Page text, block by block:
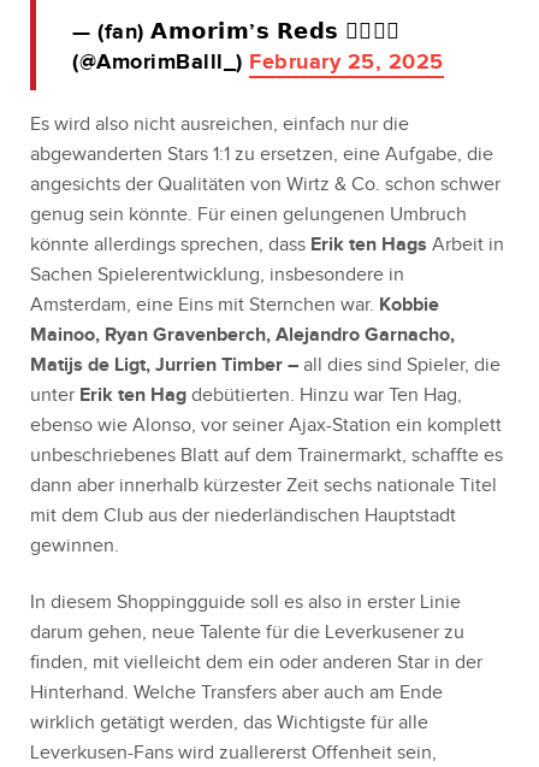
— (fan) 𝗔𝗺𝗼𝗿𝗶𝗺’𝘀 𝗥𝗲𝗱𝘀 ✍🏼🇵🇹
(@AmorimBalll_) February 25, 2025
Es wird also nicht ausreichen, einfach nur die
abgewanderten Stars 1:1 zu ersetzen, eine Aufgabe, die
angesichts der Qualitäten von Wirtz & Co. schon schwer
genug sein könnte. Für einen gelungenen Umbruch
könnte allerdings sprechen, dass Erik ten Hags Arbeit in
Sachen Spielerentwicklung, insbesondere in
Amsterdam, eine Eins mit Sternchen war. Kobbie
Mainoo, Ryan Gravenberch, Alejandro Garnacho,
Matijs de Ligt, Jurrien Timber – all dies sind Spieler, die
unter Erik ten Hag debütierten. Hinzu war Ten Hag,
ebenso wie Alonso, vor seiner Ajax-Station ein komplett
unbeschriebenes Blatt auf dem Trainermarkt, schaffte es
dann aber innerhalb kürzester Zeit sechs nationale Titel
mit dem Club aus der niederländischen Hauptstadt
gewinnen.
In diesem Shoppingguide soll es also in erster Linie
darum gehen, neue Talente für die Leverkusener zu
finden, mit vielleicht dem ein oder anderen Star in der
Hinterhand. Welche Transfers aber auch am Ende
wirklich getätigt werden, das Wichtigste für alle
Leverkusen-Fans wird zuallererst Offenheit sein,